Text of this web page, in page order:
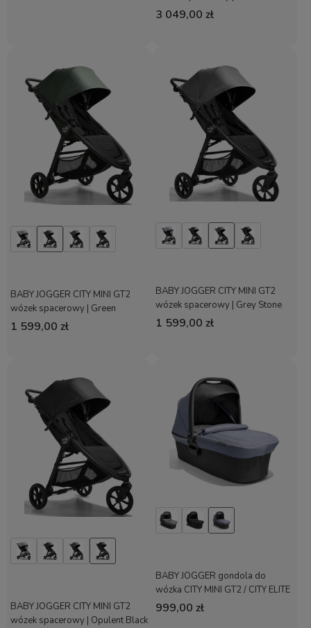
3 049,00 zł
BABY JOGGER CITY MINI GT2
wózek spacerowy | Green
1 599,00 zł
BABY JOGGER CITY MINI GT2
wózek spacerowy | Grey Stone
1 599,00 zł
BABY JOGGER CITY MINI GT2
wózek spacerowy | Opulent Black
BABY JOGGER gondola do
wózka CITY MINI GT2 / CITY ELITE
| Commuter
999,00 zł